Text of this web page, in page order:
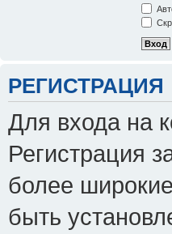
РЕГИСТРАЦИЯ
Для входа на
Регистрация
более
быть